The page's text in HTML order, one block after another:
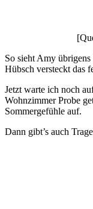
So sieht Amy
Hübsch versteckt das
Jetzt warte ich noch
Wohnzimmer Probe
Sommergefühle auf.
Dann gibt’s auch